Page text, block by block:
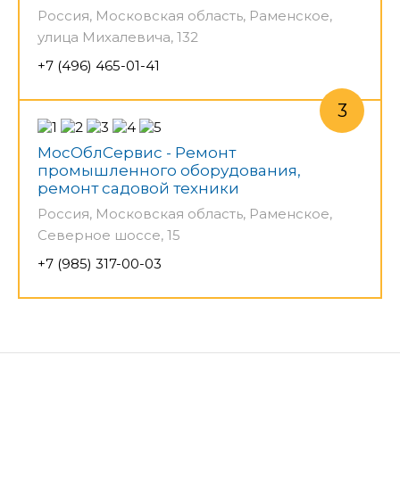
Россия, Московская область, Раменское,
улица Михалевича, 132
+7 (496) 465-01-41
МосОблСервис - Ремонт
промышленного оборудования,
ремонт садовой техники
Россия, Московская область, Раменское,
Северное шоссе, 15
+7 (985) 317-00-03